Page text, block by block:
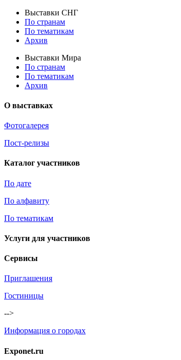
Выставки СНГ
По странам
По тематикам
Архив
Выставки Мира
По странам
По тематикам
Архив
О выставках
Фотогалерея
Пост-релизы
Каталог участников
По дате
По алфавиту
По тематикам
Услуги для участников
Сервисы
Приглашения
Гостиницы
-->
Информация о городах
Exponet.ru